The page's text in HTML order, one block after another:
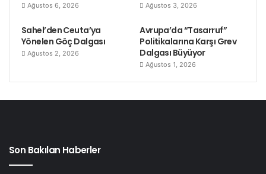
Ağustos 6, 2026 Ağustos 3, 2026
Sahel’den Ceuta’ya
Yönelen Göç Dalgası
Ağustos 2, 2026
Avrupa’da “Tasarruf”
Politikalarına Karşı Grev
Dalgası Büyüyor
Ağustos 1, 2026
Son Bakılan Haberler